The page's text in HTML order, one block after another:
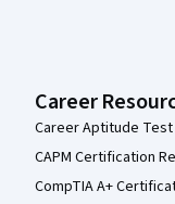
Career
Career Aptitude Test
CAPM Certification
CompTIA A+